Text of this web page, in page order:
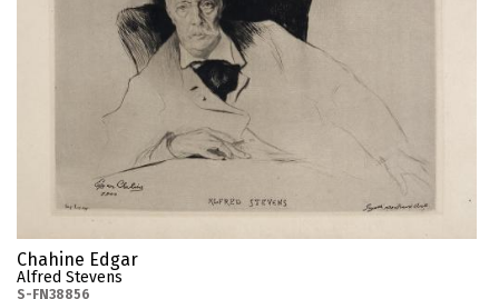
Chahine Edgar
Alfred Stevens
S-FN38856